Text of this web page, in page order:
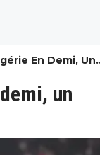
En Demi, Un
Grand
un